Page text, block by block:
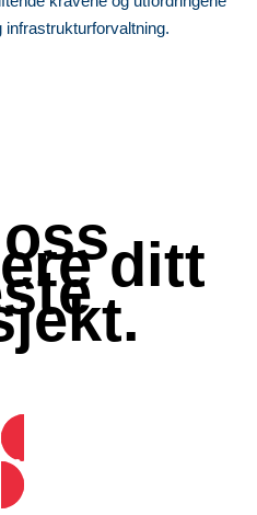
infrastrukturforvaltning.
ditt
med oss